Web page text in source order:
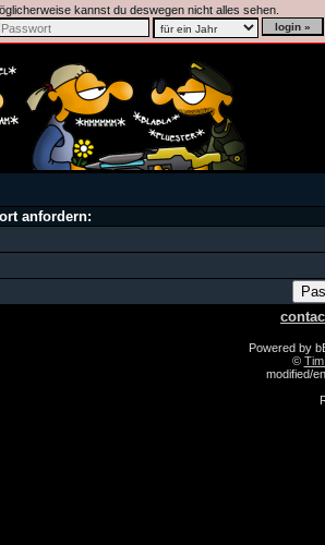
kannst du deswegen nicht alles sehen.
anfordern:
Powered by
©
modified/